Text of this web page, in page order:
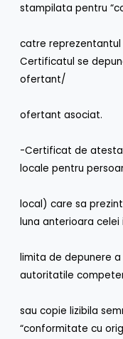
stampilata pentru
catre
Certificatul se
ofertant/
ofertant asociat.
-Certificat de
locale pentru
local) care sa
luna anterioara
limita de depunere
autoritatile
sau copie lizibila
“conformitate cu